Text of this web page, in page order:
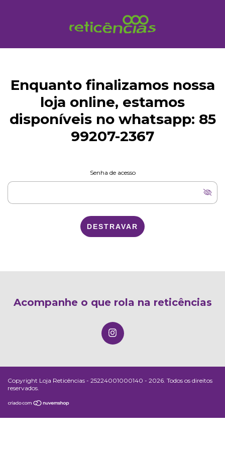
Enquanto finalizamos nossa
loja online, estamos
disponíveis no whatsapp: 85
99207-2367
Senha de acesso
DESTRAVAR
Acompanhe o que rola na reticências
Copyright Loja Reticências - 25224001000140 - 2026. Todos os direitos
reservados.